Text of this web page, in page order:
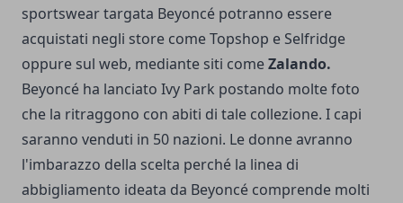
sportswear targata Beyoncé potranno essere
acquistati negli store come Topshop e Selfridge
oppure sul web, mediante siti comeZalando.
Beyoncé ha lanciato Ivy Park postando molte foto
che la ritraggono con abiti di tale collezione. I capi
saranno venduti in 50 nazioni. Le donne avranno
l'imbarazzo della scelta perché la linea di
abbigliamento ideata da Beyoncé comprende molti